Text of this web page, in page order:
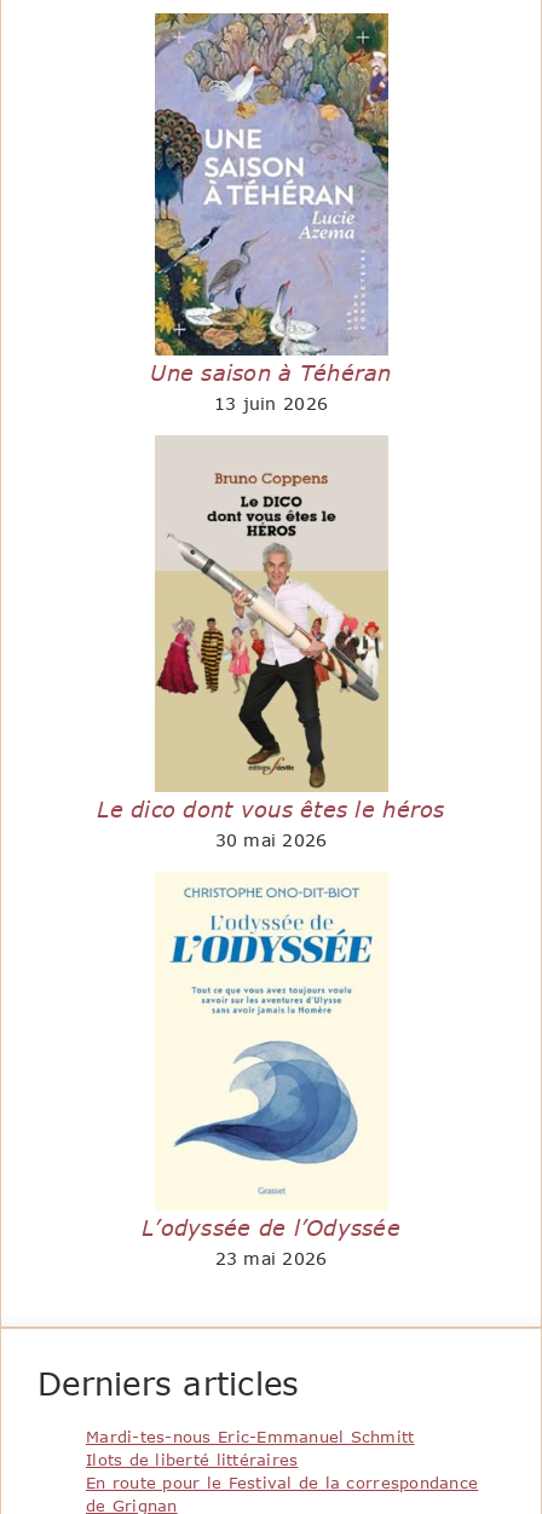
Une saison à Téhéran
13 juin 2026
Le dico dont vous êtes le héros
30 mai 2026
L’odyssée de l’Odyssée
23 mai 2026
Derniers articles
Mardi-tes-nous Eric-Emmanuel Schmitt
Ilots de liberté littéraires
En route pour le Festival de la correspondance
de Grignan